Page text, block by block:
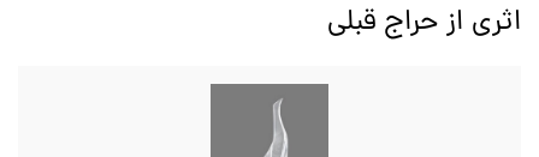
اثری از حراج قبلی